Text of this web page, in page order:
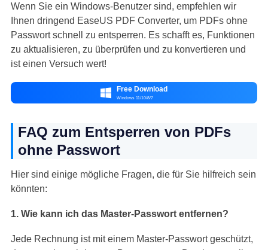
Wenn Sie ein Windows-Benutzer sind, empfehlen wir
Ihnen dringend EaseUS PDF Converter, um PDFs ohne
Passwort schnell zu entsperren. Es schafft es, Funktionen
zu aktualisieren, zu überprüfen und zu konvertieren und
ist einen Versuch wert!
 Free Download
Windows 11/10/8/7
FAQ zum Entsperren von PDFs
ohne Passwort
Hier sind einige mögliche Fragen, die für Sie hilfreich sein
könnten:
1. Wie kann ich das Master-Passwort entfernen?
Jede Rechnung ist mit einem Master-Passwort geschützt,